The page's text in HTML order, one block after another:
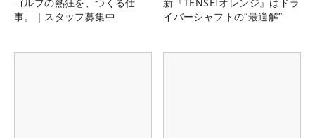
事。｜スタッフ募集中
イバーシャフトの“最適解”